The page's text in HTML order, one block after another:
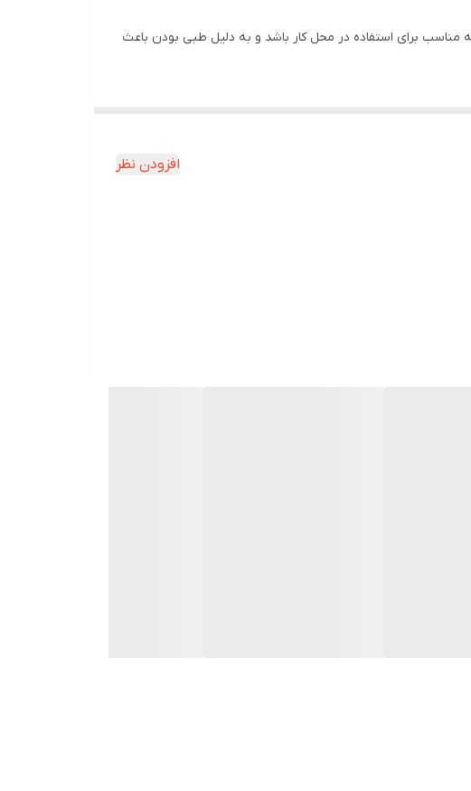
برای استفاده در محل کار باشد و به دلیل طبی بودن باعث
زیره کفش دچار ساییدگی نمی شود و کسانی که وزن بالایی
و زیباتر به نظر برسید .
افزودن نظر